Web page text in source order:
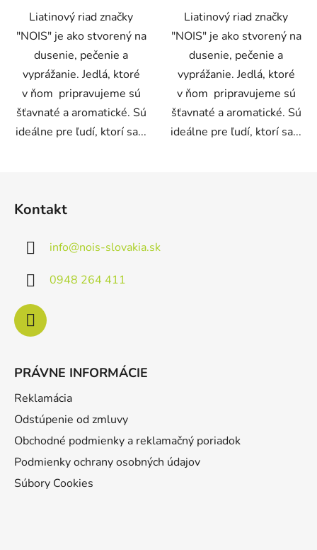
Liatinový riad značky
"NOIS" je ako stvorený na
dusenie, pečenie a
vyprážanie. Jedlá, ktoré
v ňom pripravujeme sú
šťavnaté a aromatické. Sú
ideálne pre ľudí, ktorí sa...
Liatinový riad značky
"NOIS" je ako stvorený na
dusenie, pečenie a
vyprážanie. Jedlá, ktoré
v ňom pripravujeme sú
šťavnaté a aromatické. Sú
ideálne pre ľudí, ktorí sa...
Kontakt
info@nois-slovakia.sk
0948 264 411
PRÁVNE INFORMÁCIE
Reklamácia
Odstúpenie od zmluvy
Obchodné podmienky a reklamačný poriadok
Podmienky ochrany osobných údajov
Súbory Cookies